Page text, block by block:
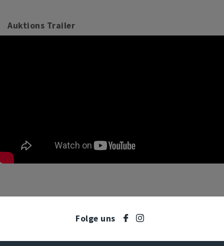
Auktions Trailer
Folge uns